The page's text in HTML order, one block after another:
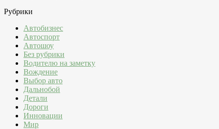
Рубрики
Автобизнес
Автоспорт
Автошоу
Без рубрики
Водителю на заметку
Вождение
Выбор авто
Дальнобой
Детали
Дороги
Инновации
Мир